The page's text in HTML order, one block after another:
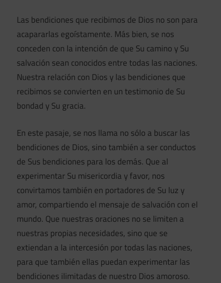
Las bendiciones que recibimos de Dios no son para
acapararlas egoístamente. Más bien, se nos
conceden con la intención de que Su camino y Su
salvación sean conocidos entre todas las naciones.
Nuestra relación con Dios y las bendiciones que
recibimos se convierten en un testimonio de Su
bondad y Su gracia.
En este pasaje, se nos llama no sólo a buscar las
bendiciones de Dios, sino también a ser conductos
de Sus bendiciones para los demás. Que al
experimentar Su misericordia y favor, nos
convirtamos también en portadores de Su luz y
amor, compartiendo el mensaje de salvación con el
mundo. Que nuestras oraciones no se limiten a
nuestras propias necesidades, sino que se
extiendan a la intercesión por todas las naciones,
para que también ellas puedan experimentar las
bendiciones ilimitadas de nuestro Dios amoroso.